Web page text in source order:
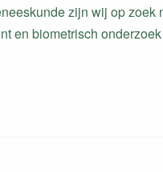
zijn wij op zoek
en biometrisch onderzoek